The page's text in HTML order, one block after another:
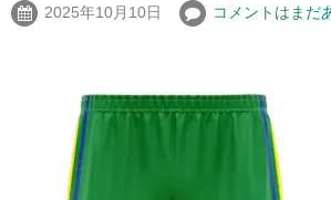
2025年10月10日 コメントはまだ